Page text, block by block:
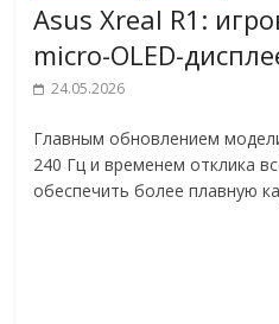
Asus Xreal R1:
micro-OLED-
24.05.2026
Главным обновлением
240 Гц и временем отклика
обеспечить более плавную